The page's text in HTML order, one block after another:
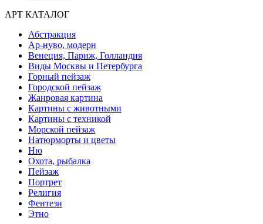
АРТ КАТАЛОГ
Абстракция
Ар-нуво, модерн
Венеция, Париж, Голландия
Виды Москвы и Петербурга
Горный пейзаж
Городской пейзаж
Жанровая картина
Картины с животными
Картины с техникой
Морской пейзаж
Натюрморты и цветы
Ню
Охота, рыбалка
Пейзаж
Портрет
Религия
Фентези
Этно